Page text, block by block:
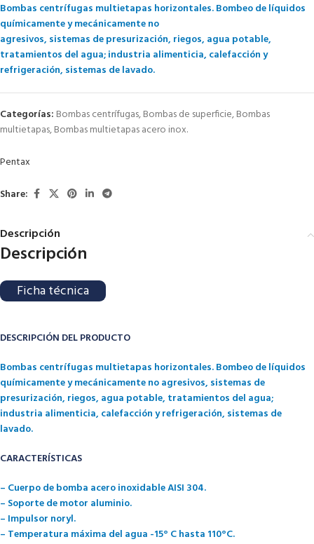
Bombas centrífugas multietapas horizontales. Bombeo de líquidos
químicamente y mecánicamente no
agresivos, sistemas de presurización, riegos, agua potable,
tratamientos del agua; industria alimenticia, calefacción y
refrigeración, sistemas de lavado.
Categorías: Bombas centrífugas,Bombas de superficie,Bombas
multietapas,Bombas multietapas acero inox.
Pentax
Share:
Descripción
Descripción
Ficha técnica
DESCRIPCIÓN DEL PRODUCTO
Bombas centrífugas multietapas horizontales. Bombeo de líquidos
químicamente y mecánicamente no agresivos, sistemas de
presurización, riegos, agua potable, tratamientos del agua;
industria alimenticia, calefacción y refrigeración, sistemas de
lavado.
CARACTERÍSTICAS
– Cuerpo de bomba acero inoxidable AISI 304.
– Soporte de motor aluminio.
– Impulsor noryl.
– Temperatura máxima del agua -15° C hasta 110°C.